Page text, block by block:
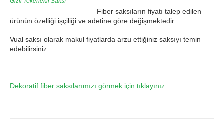
Fiber saksıların fiyatı talep edilen
ürünün özelliği işçiliği ve adetine göre değişmektedir.
Vual saksı olarak makul fiyatlarda arzu ettiğiniz saksıyı temin
edebilirsiniz.
Dekoratif fiber saksılarımızı görmek için tıklayınız.